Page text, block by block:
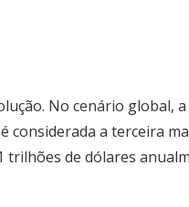
No cenário global,
considerada a terceira
de dólares